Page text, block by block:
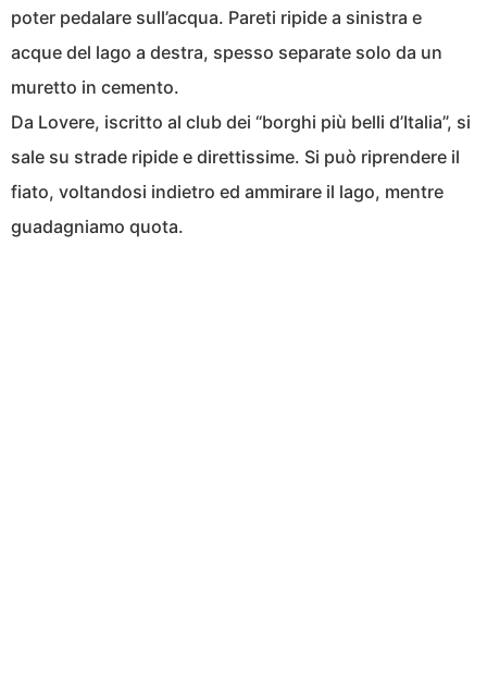
poter pedalare sull’acqua. Pareti ripide a sinistra e
acque del lago a destra, spesso separate solo da un
muretto in cemento.
Da Lovere, iscritto al club dei “borghi più belli d’Italia”, si
sale su strade ripide e direttissime. Si può riprendere il
fiato, voltandosi indietro ed ammirare il lago, mentre
guadagniamo quota.